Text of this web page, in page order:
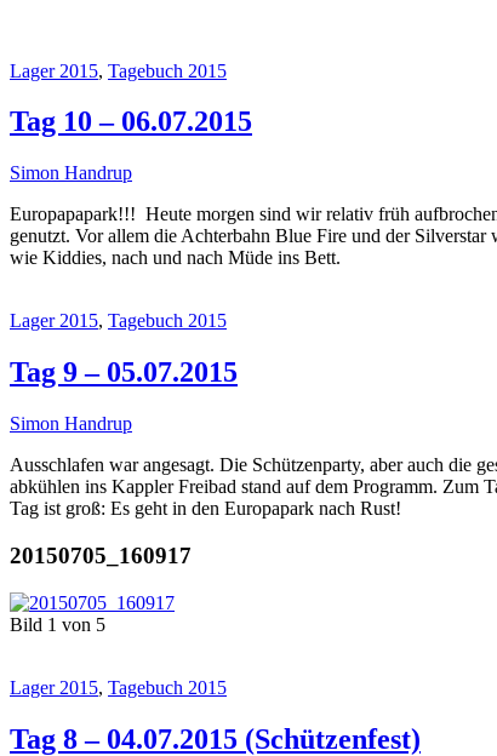
Lager 2015, Tagebuch 2015
Tag 10 – 06.07.2015
Simon Handrup
Europapapark!!! Heute morgen sind wir relativ früh
genutzt. Vor allem die Achterbahn Blue Fire und der
wie Kiddies, nach und nach Müde ins Bett.
Lager 2015, Tagebuch 2015
Tag 9 – 05.07.2015
Simon Handrup
Ausschlafen war angesagt. Die Schützenparty, aber auch die
abkühlen ins Kappler Freibad stand auf dem Programm. Zum
Tag ist groß: Es geht in den Europapark nach Rust!
20150705_160917
Bild 1 von 5
Lager 2015, Tagebuch 2015
Tag 8 – 04.07.2015 (Schützenfest)